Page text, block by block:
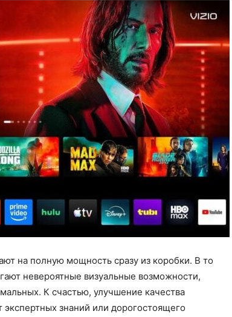
на полную мощность сразу из коробки. В то
невероятные визуальные возможности,
К счастью, улучшение качества
знаний или дорогостоящего